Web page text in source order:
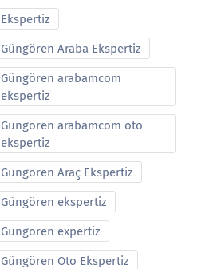
Ekspertiz
Güngören Araba Ekspertiz
Güngören arabamcom
ekspertiz
Güngören arabamcom oto
ekspertiz
Güngören Araç Ekspertiz
Güngören ekspertiz
Güngören expertiz
Güngören Oto Ekspertiz